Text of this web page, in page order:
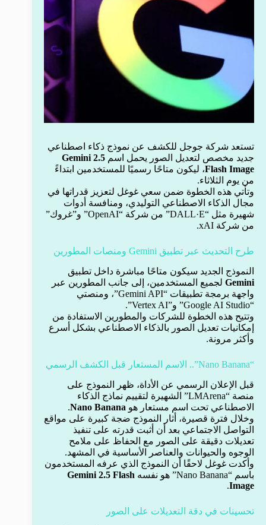
تستعد شركة جوجل للكشف عن نموذج ذكاء اصطناعي
جديد مخصص لتعديل الصور يحمل اسم Gemini 2.5
Flash Image، ليكون متاحًا رسميًا للمستخدمين ابتداءً
من يوم الثلاثاء.
وتأتي هذه الخطوة ضمن سعي غوغل لتعزيز قدراتها في
مجال الذكاء الاصطناعي التوليدي، ومنافسة أدوات
شهيرة مثل “DALL·E” من شركة “OpenAI” و”غروك”
من شركة xAI.
طرح التحديث عبر تطبيق Gemini ومنصات المطورين
النموذج الجديد سيكون متاحًا مباشرة داخل تطبيق
Gemini لجميع المستخدمين، إلى جانب المطورين عبر
واجهة برمجة تطبيقات “Gemini API”، ومنصتي
“Google AI Studio” و”Vertex AI”.
وتتيح هذه الخطوة للشركات والمطورين الاستفادة من
إمكانيات تعديل الصور بالذكاء الاصطناعي بشكل أسرع
وأكثر مرونة.
“Nano Banana”.. الاسم المستعار قبل الكشف الرسمي
قبل الإعلان الرسمي عن الأداة، ظهر النموذج على
منصة “LMArena” الشهيرة لتقييم نماذج الذكاء
الاصطناعي تحت اسم مستعار هو Nano Banana
.
وخلال فترة قصيرة، أثار النموذج ضجة كبيرة على مواقع
التواصل الاجتماعي بعد أن أثبت قدرته على تنفيذ
تعديلات دقيقة على الصور مع الحفاظ على ملامح
الوجوه والحيوانات والعناصر الأساسية في المشهد.
وأكدت غوغل لاحقًا أن النموذج الذي عرفه المستخدمون
باسم “Nano Banana” هو نفسه
Gemini 2.5 Flash
Image
.
تحسينات في دقة التعديلات على الصور